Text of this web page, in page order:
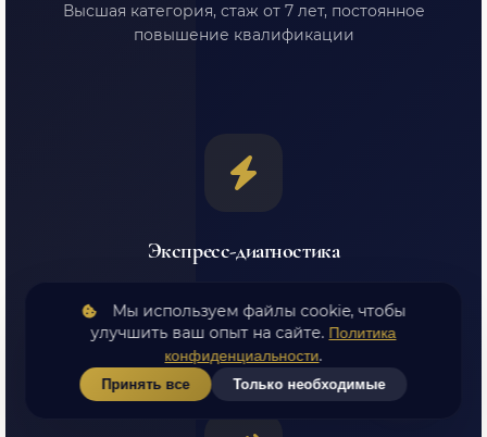
Высшая категория, стаж от 7 лет, постоянное
повышение квалификации
Экспресс-диагностика
тратьте время на ожидание
Мы используем файлы cookie, чтобы
улучшить ваш опыт на сайте. Политика
конфиденциальности.
Принять все Только необходимые